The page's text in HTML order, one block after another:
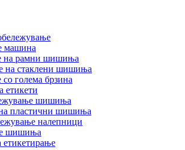
машина
на рамни шишиња
на стаклени шишиња
голема брзина
етикети
шишиња
пластични шишиња
налепници
шишиња